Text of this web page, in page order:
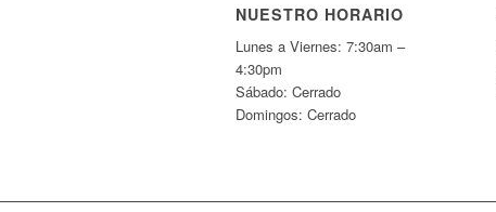
NUESTRO HORARIO
Lunes a Viernes: 7:30am –
4:30pm
Sábado: Cerrado
Domingos: Cerrado